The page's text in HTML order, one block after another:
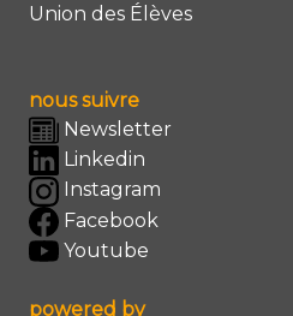
Union des Élèves
nous suivre
Newsletter
Linkedin
Instagram
Facebook
Youtube
powered by